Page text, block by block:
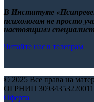
В Институте
психологам не просто
настоящими
Читайте нас в телеграм
© 2025 Все права на
ОГРНИП
Оферта